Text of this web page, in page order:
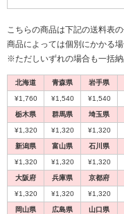
こちらの商品は下記の送料表
商品によっては個別にかかる場
※ただしいずれの場合も一括納
北海道 青森県 岩手県
¥1,760 ¥1,540 ¥1,540
栃木県 群馬県 埼玉県
¥1,320 ¥1,320 ¥1,320
新潟県 富山県 石川県
¥1,320 ¥1,320 ¥1,320
大阪府 兵庫県 京都府
¥1,320 ¥1,320 ¥1,320
岡山県 広島県 山口県